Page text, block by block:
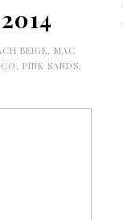
BEIGE, MAC
, PINK SANDS,